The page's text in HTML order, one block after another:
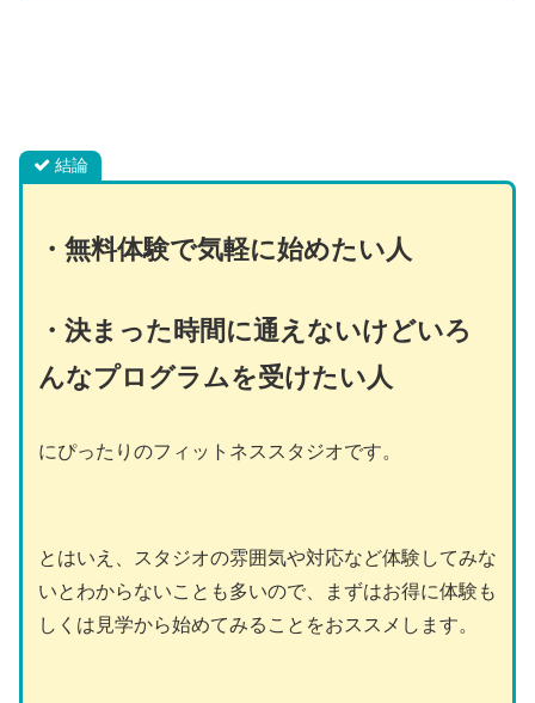
結論
・ 無料体験で気軽に始めたい人
・決まった時間に通えないけどいろ
んなプログラムを受けたい人
にぴったりのフィットネススタジオです。
とはいえ、スタジオの雰囲気や対応など体験してみな
いとわからないことも多いので、まずはお得に体験も
しくは見学から始めてみることをおススメします。